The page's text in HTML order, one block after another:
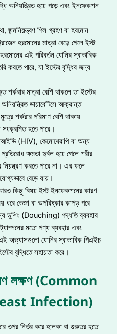
অনিয়ন্ত্রিত হয়ে পড়ে এবং ইনফেকশন
জন্মনিয়ন্ত্রণ পিল গ্রহণ বা হরমোন
হরমোনের মাত্রা বেড়ে গেলে ইস্ট
এই পরিবর্তন যোনির স্বাভাবিক
করতে পারে, যা ইস্টের বৃদ্ধির জন্য
শর্করার মাত্রা বেশি থাকলে তা ইস্টের
ডায়াবেটিসে আক্রান্ত
শর্করার পরিমাণ বেশি থাকায়
হতে পারে।
(HIV), কেমোথেরাপি বা অন্য
ক্ষমতা দুর্বল হয়ে গেলে শরীর
নিয়ন্ত্রণ করতে পারে না। এর ফলে
বেড়ে যায়।
কিছু বিষয় ইস্ট ইনফেকশনের কারণ
ধরে ভেজা বা অপরিষ্কার কাপড় পরে
ডুশিং (Douching) পদ্ধতি ব্যবহার
মতো পণ্য ব্যবহার এবং
অভ্যাসগুলো যোনির স্বাভাবিক পিএইচ
বৃদ্ধিতে সহায়তা করে।
লক্ষণ (Common
Infection)
ওপর নির্ভর করে হালকা বা গুরুতর হতে